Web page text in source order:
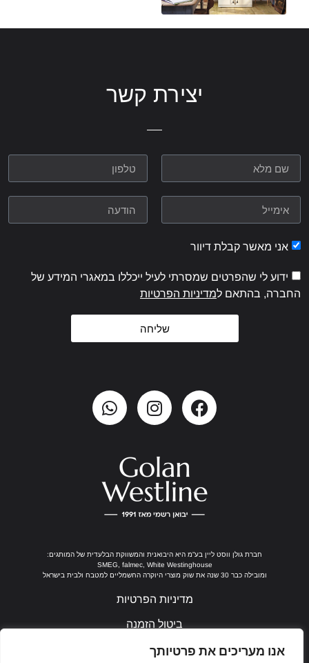
אנו מעריכים את פרטיותך
יצירת קשר
אני מאשר קבלת דיוור
ידוע לי שהפרטים שמסרתי לעיל ייכללו במאגרי המידע של
החברה, בהתאם למדיניות הפרטיות
שליחה
חברת גולן ווסט ליין בע”מ היא היבואנית והמשווקת הבלעדית של המותגים:
SMEG, falmec, White Westinghouse
ומובילה כבר 30 שנה את שוק מוצרי היוקרה החשמליים למטבח ולבית בישראל
מדיניות הפרטיות
ביטול הזמנה
נבנה ע"י ערן חן